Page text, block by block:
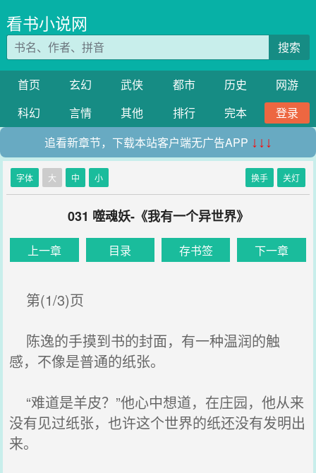
看书小说网
搜索
首页 玄幻 武侠 都市 历史
网游
科幻
言情 其他 排行 完本
登录
追看新章节，下载本站客户端无广告APP ↓↓↓
字体 大 中 小 换手 关灯
031 噬魂妖-《我有一个异世界》
上一章 目录 存书签 下一章
第(1/3)页
陈逸的手摸到书的封面，有一种温润的触
感，不像是普通的纸张。
“难道是羊皮？”他心中想道，在庄园，他从来
没有见过纸张，也许这个世界的纸还没有发明出
来。